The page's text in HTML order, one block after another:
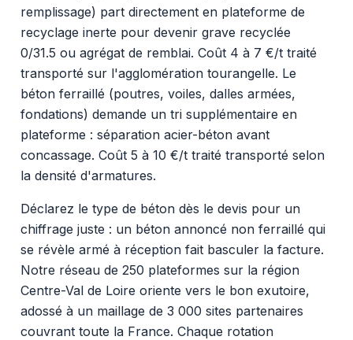
remplissage) part directement en plateforme de
recyclage inerte pour devenir grave recyclée
0/31.5 ou agrégat de remblai. Coût 4 à 7 €/t traité
transporté sur l'agglomération tourangelle. Le
béton ferraillé (poutres, voiles, dalles armées,
fondations) demande un tri supplémentaire en
plateforme : séparation acier-béton avant
concassage. Coût 5 à 10 €/t traité transporté selon
la densité d'armatures.
Déclarez le type de béton dès le devis pour un
chiffrage juste : un béton annoncé non ferraillé qui
se révèle armé à réception fait basculer la facture.
Notre réseau de 250 plateformes sur la région
Centre-Val de Loire oriente vers le bon exutoire,
adossé à un maillage de 3 000 sites partenaires
couvrant toute la France. Chaque rotation